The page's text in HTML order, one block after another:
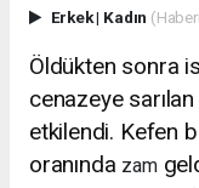
Erkek| Kadın
Öldükten sonra
cenazeye
etkilendi. Kefen
oranında zam